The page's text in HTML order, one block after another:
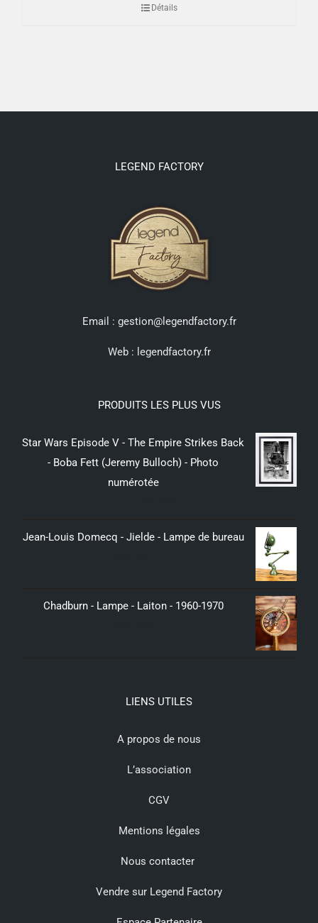
Détails
LEGEND FACTORY
Email : gestion@legendfactory.fr
Web : legendfactory.fr
PRODUITS LES PLUS VUS
Star Wars Episode V - The Empire Strikes Back
- Boba Fett (Jeremy Bulloch) - Photo
numérotée
Jean-Louis Domecq - Jielde - Lampe de bureau
Chadburn - Lampe - Laiton - 1960-1970
LIENS UTILES
A propos de nous
L’association
CGV
Mentions légales
Nous contacter
Vendre sur Legend Factory